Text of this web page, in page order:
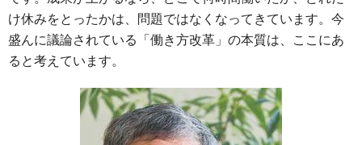
け休みをとったかは、問題ではなくなってきています。今
盛んに議論されている「働き方改革」の本質は、ここにあ
ると考えています。